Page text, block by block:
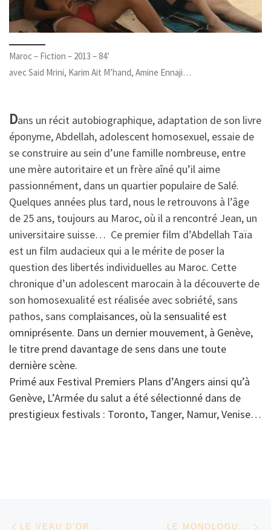
Maroc – Fiction – 2013 – 84’
avec Said Mrini, Karim Ait M’hand, Amine Ennaji…
Dans un récit autobiographique, adaptation de son livre
éponyme, Abdellah, adolescent homosexuel, essaie de
se construire au sein d’une famille nombreuse, entre
une mère autoritaire et un frère aîné qu’il aime
passionnément, dans un quartier populaire de Salé.
Quelques années plus tard, nous le retrouvons à l’âge
de 25 ans, toujours au Maroc, où il a rencontré Jean, un
universitaire suisse… Ce premier film d’Abdellah Taïa
est un film audacieux qui a le mérite de poser la
question des libertés individuelles au Maroc. Cette
chronique d’un adolescent marocain à la découverte de
son homosexualité est réalisée avec sobriété, sans
pathos, sans complaisances, où la sensualité est
omniprésente. Dans un dernier mouvement, à Genève,
le titre prend davantage de sens dans une toute
dernière scène.
Primé aux Festival Premiers Plans d’Angers ainsi qu’à
Genève, L’Armée du salut a été sélectionné dans de
prestigieux festivals : Toronto, Tanger, Namur, Venise…
Parcourir les articles
LE VEAU D’OR D’HASSAN LEGZOULI LE MONOLOGUE DE LA MUETTE DE KHADY SYLLA ET CHARLIE VAN DAMME